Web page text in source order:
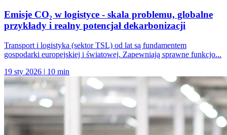
Emisje CO₂ w logistyce - skala problemu, globalne
przykłady i realny potencjał dekarbonizacji
Transport i logistyka (sektor TSL) od lat są fundamentem
gospodarki europejskiej i światowej. Zapewniają sprawne funkcjo...
19 sty 2026 | 10 min